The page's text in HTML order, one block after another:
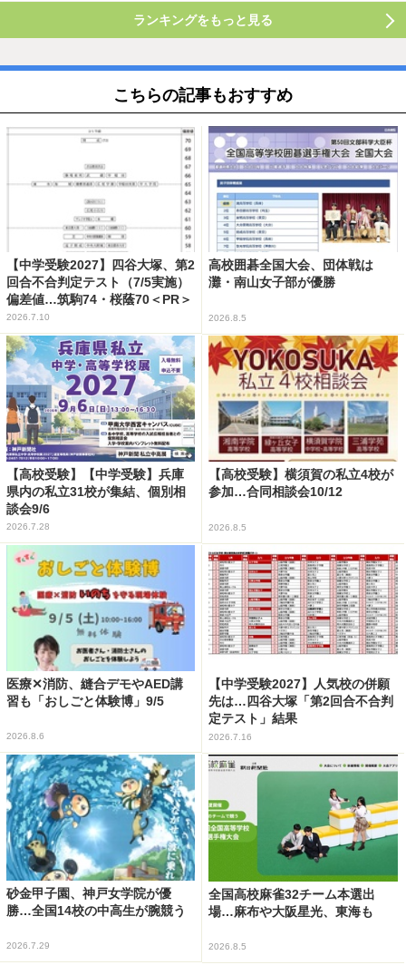
ランキングをもっと見る
こちらの記事もおすすめ
【中学受験2027】四谷大塚、第2
回合不合判定テスト（7/5実施）
偏差値…筑駒74・桜蔭70＜PR＞
2026.7.10
高校囲碁全国大会、団体戦は
灘・南山女子部が優勝
2026.8.5
【高校受験】【中学受験】兵庫
県内の私立31校が集結、個別相
談会9/6
2026.7.28
【高校受験】横須賀の私立4校が
参加…合同相談会10/12
2026.8.5
医療✕消防、縫合デモやAED講
習も「おしごと体験博」9/5
2026.8.6
【中学受験2027】人気校の併願
先は…四谷大塚「第2回合不合判
定テスト」結果
2026.7.16
砂金甲子園、神戸女学院が優
勝…全国14校の中高生が腕競う
2026.7.29
全国高校麻雀32チーム本選出
場…麻布や大阪星光、東海も
2026.8.5